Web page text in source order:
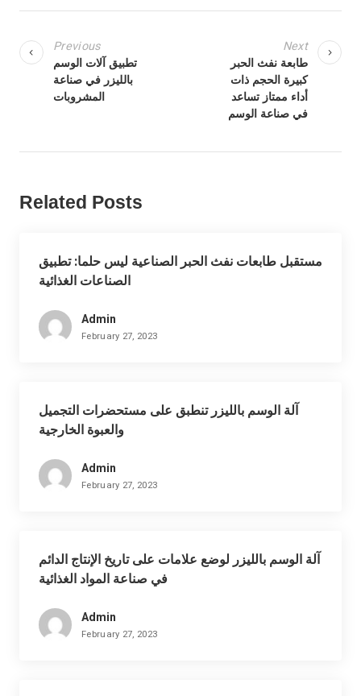
Previous
تطبيق آلات الوسم
بالليزر في صناعة
المشروبات
Next
طابعة نفث الحبر
كبيرة الحجم ذات
أداء ممتاز تساعد
في صناعة الوسم
Related Posts
مستقبل طابعات نفث الحبر الصناعية ليس حلما: تطبيق
الصناعات الغذائية
Admin
February 27, 2023
آلة الوسم بالليزر تنطبق على مستحضرات التجميل
والعبوة الخارجية
Admin
February 27, 2023
آلة الوسم بالليزر لوضع علامات على تاريخ الإنتاج الدائم
في صناعة المواد الغذائية
Admin
February 27, 2023